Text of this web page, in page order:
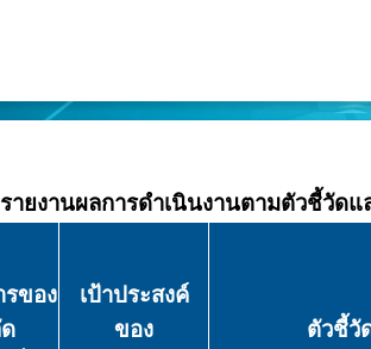
รายงานผลการดำเนินงานตามตัวชี้วัด
ของ
เป้าประสงค์
ของ
ตัวชี้วั